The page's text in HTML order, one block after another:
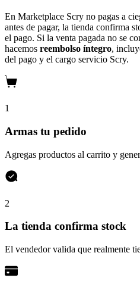
En Marketplace Scry no pagas a
antes de pagar, la tienda confirma
el pago. Si la venta pagada no se
hacemos reembolso íntegro,
del pago y el cargo servicio Scry.
1
Armas tu pedido
Agregas productos al carrito y
2
La tienda confirma stock
El vendedor valida que realmente